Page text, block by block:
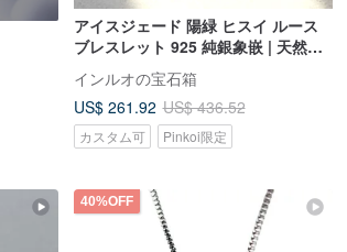
アイスジェード 陽緑 ヒスイ ルース
ブレスレット 925 純銀象嵌 | 天然翡
翠 A 貨 | ギフト
インルオの宝石箱
US$ 261.92 US$ 436.52
カスタム可 Pinkoi限定
40%OFF